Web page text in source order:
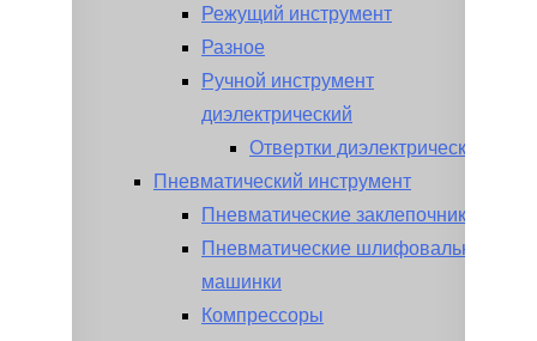
Режущий инструмент
Разное
Ручной инструмент
диэлектрический
Отвертки диэлектрические
Пневматический инструмент
Пневматические заклепочники
Пневматические шлифовальные
машинки
Компрессоры